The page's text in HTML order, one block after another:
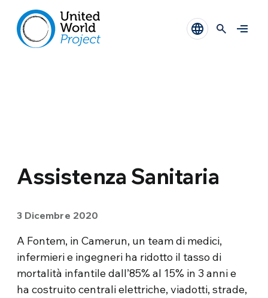
Assistenza Sanitaria
3 Dicembre 2020
A Fontem, in Camerun, un team di medici,
infermieri e ingegneri ha ridotto il tasso di
mortalità infantile dall’85% al 15% in 3 anni e
ha costruito centrali elettriche, viadotti, strade,